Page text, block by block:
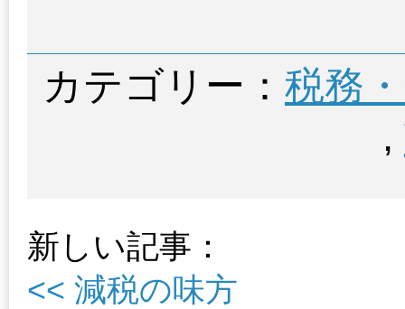
カテゴリー： 税務
,
新しい記事：
<< 減税の味方